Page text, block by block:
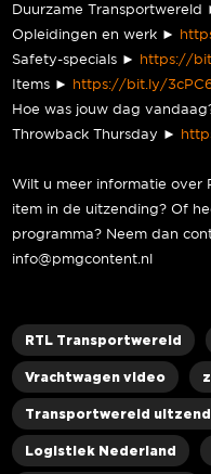
Duurzame Transportwereld
Opleidingen en werk ►
Safety-specials ► https://
Items ► https://bit.ly/
Hoe was jouw dag
Throwback Thursday ►
Wilt u meer informatie over
item in de uitzending? Of
programma? Neem dan
info@pmgcontent.nl
RTL Transportwereld
Vrachtwagen video
Transportwereld
Logistiek Nederland